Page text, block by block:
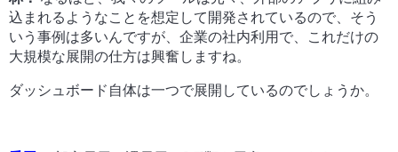
込まれるようなことを想定して開発されているので、そう
いう事例は多いんですが、企業の社内利用で、これだけの
大規模な展開の仕方は興奮しますね。
ダッシュボード自体は一つで展開しているのでしょうか。